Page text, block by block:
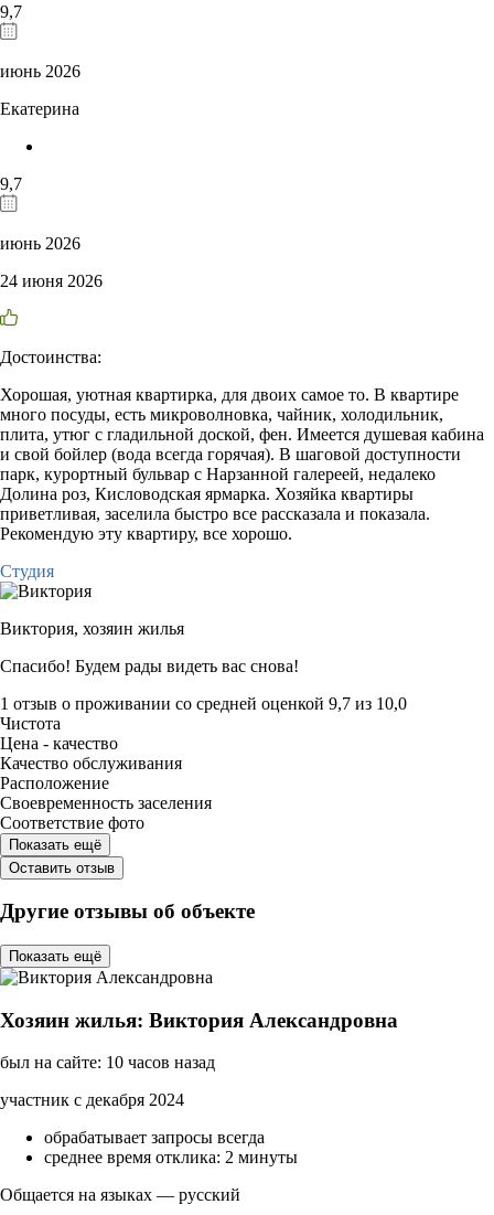
9,7
июнь 2026
Екатерина
9,7
июнь 2026
24 июня 2026
Достоинства:
Хорошая, уютная квартирка, для двоих самое то. В квартире
много посуды, есть микроволновка, чайник, холодильник,
плита, утюг с гладильной доской, фен. Имеется душевая кабина
и свой бойлер (вода всегда горячая). В шаговой доступности
парк, курортный бульвар с Нарзанной галереей, недалеко
Долина роз, Кисловодская ярмарка. Хозяйка квартиры
приветливая, заселила быстро все рассказала и показала.
Рекомендую эту квартиру, все хорошо.
Студия
Виктория, хозяин жилья
Спасибо! Будем рады видеть вас снова!
1 отзыв о проживании со средней оценкой 9,7 из 10,0
Чистота
Цена - качество
Качество обслуживания
Расположение
Своевременность заселения
Соответствие фото
Показать ещё
Оставить отзыв
Другие отзывы об объекте
Показать ещё
Хозяин жилья: Виктория Александровна
был на сайте: 10 часов назад
участник с декабря 2024
обрабатывает запросы всегда
среднее время отклика: 2 минуты
Общается на языках — русский